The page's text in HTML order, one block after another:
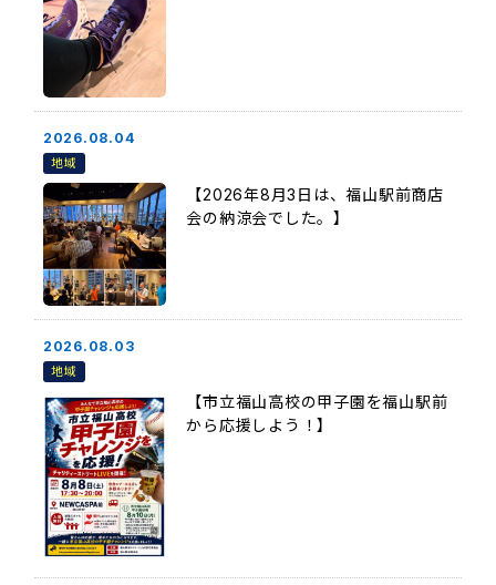
2026.08.04
地域
【2026年8月3日は、福山駅前商店
会の納涼会でした。】
2026.08.03
地域
【市立福山高校の甲子園を福山駅前
から応援しよう！】